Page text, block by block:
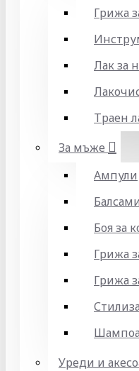
Грижа
Лак за
Траен
За мъже
Ампули
Балсами
Боя за
Грижа
Грижа
Уреди и